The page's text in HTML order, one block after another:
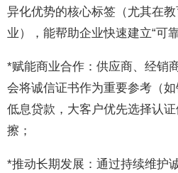
异化优势的核心标签（尤其在
业），能帮助企业快速建立“可
*赋能商业合作：供应商、经销
会将诚信证书作为重要参考（
低息贷款，大客户优先选择认
擦；
*推动长期发展：通过持续维护